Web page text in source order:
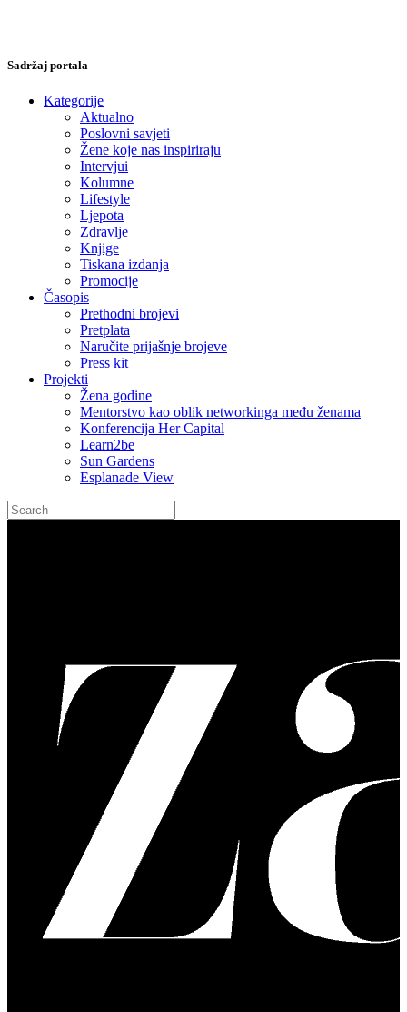
Sadržaj portala
Kategorije
Aktualno
Poslovni savjeti
Žene koje nas inspiriraju
Intervjui
Kolumne
Lifestyle
Ljepota
Zdravlje
Knjige
Tiskana izdanja
Promocije
Časopis
Prethodni brojevi
Pretplata
Naručite prijašnje brojeve
Press kit
Projekti
Žena godine
Mentorstvo kao oblik networkinga među ženama
Konferencija Her Capital
Learn2be
Sun Gardens
Esplanade View